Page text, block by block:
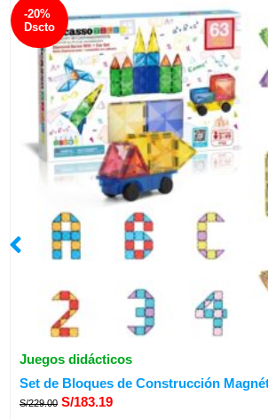
-20%
Dscto
Juegos didácticos
Set de Bloques de Construcción
S/229.00
El
precio
original
S/183.19
El
precio